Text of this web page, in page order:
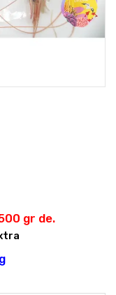
gr de.